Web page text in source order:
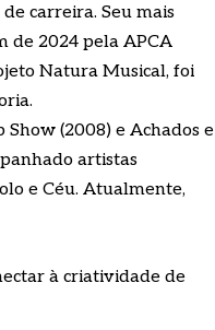
carreira. Seu mais
de 2024 pela APCA
Natura Musical, foi
(2008) e Achados e
artistas
e Céu. Atualmente,
à criatividade de